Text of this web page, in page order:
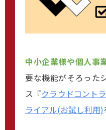
中小企業様や個人事
要な機能がそろった
ス『クラウドコント
ライアル(お試し利用)